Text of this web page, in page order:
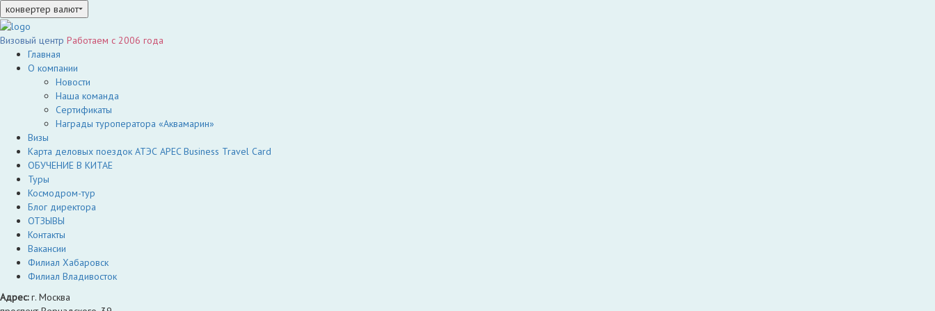
конвертер валют
Визовый центр Работаем c 2006 года
Главная
О компании
Новости
Наша команда
Сертификаты
Награды туроператора «Аквамарин»
Визы
Карта деловых поездок АТЭС APEC Business Travel Card
ОБУЧЕНИЕ В КИТАЕ
Туры
Космодром-тур
Блог директора
ОТЗЫВЫ
Контакты
Вакансии
Филиал Хабаровск
Филиал Владивосток
Адрес:г. Москва